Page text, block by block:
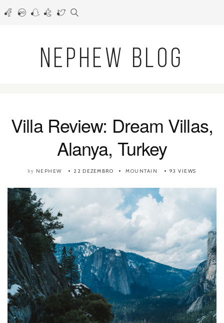
NEPHEW BLOG
Villa Review: Dream Villas,
Alanya, Turkey
by NEPHEW 22 DEZEMBRO MOUNTAIN 93 VIEWS